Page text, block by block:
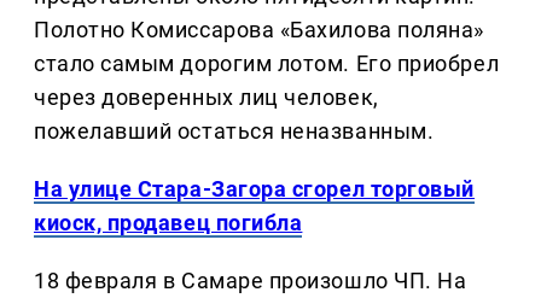
Полотно Комиссарова «Бахилова поляна»
стало самым дорогим лотом. Его приобрел
через доверенных лиц человек,
пожелавший остаться неназванным.
На улице Стара-Загора сгорел торговый
киоск, продавец погибла
18 февраля в Самаре произошло ЧП. На